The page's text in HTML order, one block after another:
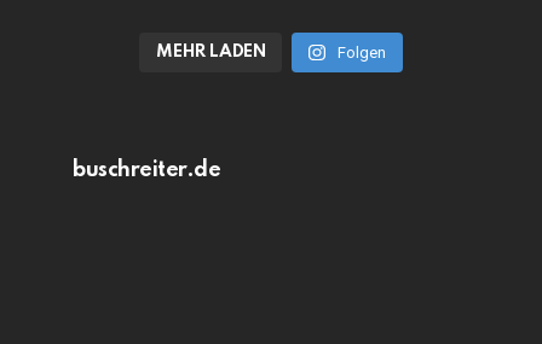
MEHR LADEN Folgen
buschreiter.de